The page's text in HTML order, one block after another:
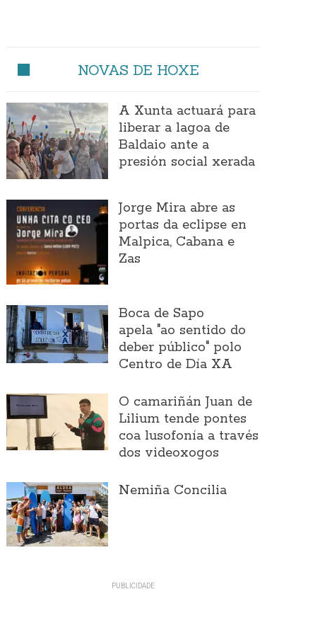
NOVAS DE HOXE
A Xunta actuará para
liberar a lagoa de
Baldaio ante a
presión social xerada
Jorge Mira abre as
portas da eclipse en
Malpica, Cabana e
Zas
Boca de Sapo
apela "ao sentido do
deber público" polo
Centro de Día XA
O camariñán Juan de
Lilium tende pontes
coa lusofonía a través
dos videoxogos
Nemiña Concilia